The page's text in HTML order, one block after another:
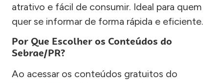
atrativo e fácil de consumir. Ideal para quem
quer se informar de forma rápida e eficiente.
Por Que Escolher os Conteúdos do
Sebrae/PR?
Ao acessar os conteúdos gratuitos do